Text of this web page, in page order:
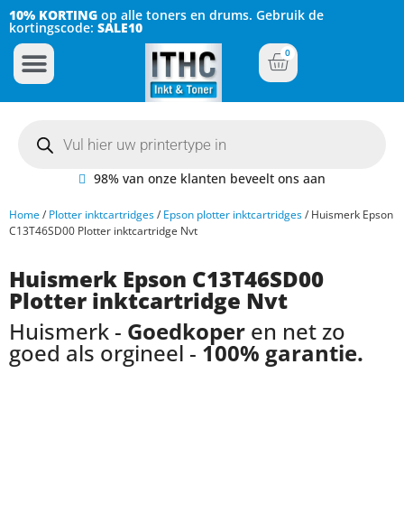
10% KORTING op alle toners en drums. Gebruik de
kortingscode: SALE10
0
98% van onze klanten beveelt ons aan
Home/ Plotter inktcartridges/ Epson plotter inktcartridges/ Huismerk Epson
C13T46SD00 Plotter inktcartridge Nvt
Huismerk Epson C13T46SD00
Plotter inktcartridge Nvt
Huismerk - Goedkoper en net zo
goed als orgineel - 100% garantie.